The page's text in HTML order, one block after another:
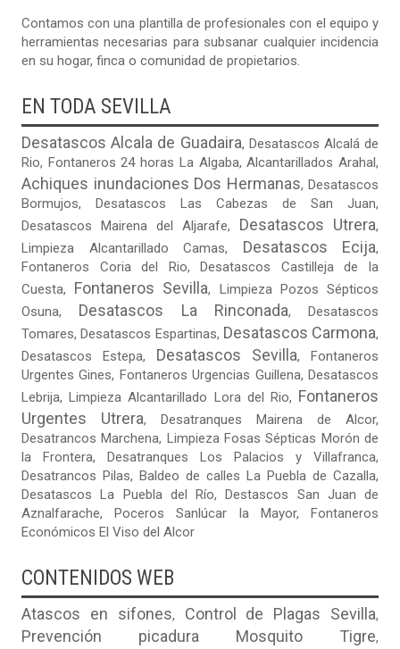
Contamos con una plantilla de profesionales con el equipo y
herramientas necesarias para subsanar cualquier incidencia
en su hogar, finca o comunidad de propietarios.
EN TODA SEVILLA
Desatascos Alcala de Guadaira, Desatascos Alcalá de
Rio, Fontaneros 24 horas La Algaba,Alcantarillados Arahal,
Achiques inundaciones Dos Hermanas, Desatascos
Bormujos, Desatascos Las Cabezas de San Juan,
Desatascos Mairena del Aljarafe, Desatascos Utrera,
Limpieza Alcantarillado Camas, Desatascos Ecija,
Fontaneros Coria del Rio,Desatascos Castilleja de la
Cuesta, Fontaneros Sevilla, Limpieza Pozos Sépticos
Osuna, Desatascos La Rinconada, Desatascos
Tomares,Desatascos Espartinas, Desatascos Carmona,
Desatascos Estepa, Desatascos Sevilla, Fontaneros
Urgentes Gines, Fontaneros Urgencias Guillena,Desatascos
Lebrija,Limpieza Alcantarillado Lora del Rio, Fontaneros
Urgentes Utrera, Desatranques Mairena de Alcor,
Desatrancos Marchena, Limpieza Fosas Sépticas Morón de
la Frontera, Desatranques Los Palacios y Villafranca,
Desatrancos Pilas, Baldeo de calles La Puebla de Cazalla,
Desatascos La Puebla del Río,Destascos San Juan de
Aznalfarache,Poceros Sanlúcar la Mayor,Fontaneros
Económicos El Viso del Alcor
CONTENIDOS WEB
Atascos en sifones, Control de Plagas Sevilla,
Prevención picadura Mosquito Tigre,